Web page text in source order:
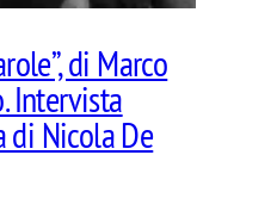
di Marco
Intervista
di Nicola De